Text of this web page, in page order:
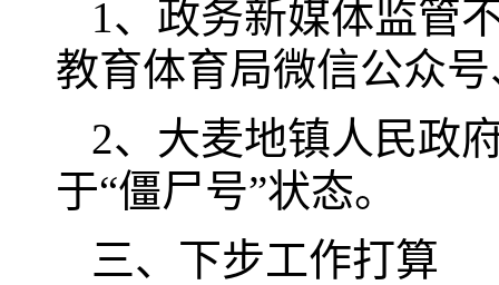
1、政务新媒体监管
教育体育局微信公众
2、大麦地镇人民政
于“僵尸号”状态。
三、下步工作打算